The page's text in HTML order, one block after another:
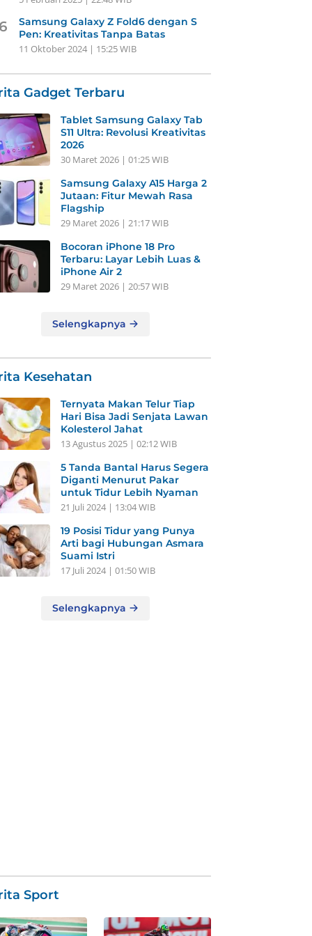
Samsung Galaxy Z Fold6 dengan S
Pen: Kreativitas Tanpa Batas
11 Oktober 2024 | 15:25 WIB
Gadget Terbaru
Tablet Samsung Galaxy Tab
S11 Ultra: Revolusi Kreativitas
2026
30 Maret 2026 | 01:25 WIB
Samsung Galaxy A15 Harga 2
Jutaan: Fitur Mewah Rasa
Flagship
29 Maret 2026 | 21:17 WIB
Bocoran iPhone 18 Pro
Terbaru: Layar Lebih Luas &
iPhone Air 2
29 Maret 2026 | 20:57 WIB
Selengkapnya
Kesehatan
Ternyata Makan Telur Tiap
Hari Bisa Jadi Senjata Lawan
Kolesterol Jahat
13 Agustus 2025 | 02:12 WIB
5 Tanda Bantal Harus Segera
Diganti Menurut Pakar
untuk Tidur Lebih Nyaman
21 Juli 2024 | 13:04 WIB
19 Posisi Tidur yang Punya
Arti bagi Hubungan Asmara
Suami Istri
17 Juli 2024 | 01:50 WIB
Selengkapnya
Sport